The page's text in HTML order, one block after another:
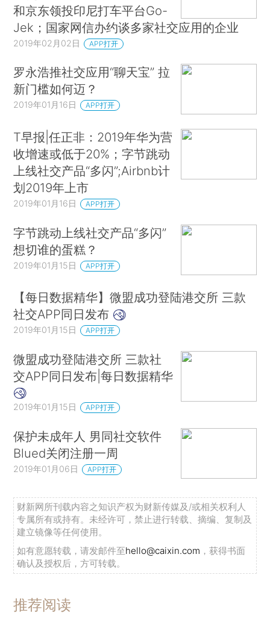
和京东领投印尼打车平台Go-
Jek；国家网信办约谈多家社交应用的企业
2019年02月02日 APP打开
罗永浩推社交应用“聊天宝” 拉
新门槛如何迈？
2019年01月16日 APP打开
T早报|任正非：2019年华为营
收增速或低于20%；字节跳动
上线社交产品“多闪”;Airbnb计
划2019年上市
2019年01月16日 APP打开
字节跳动上线社交产品“多闪”
想切谁的蛋糕？
2019年01月15日 APP打开
【每日数据精华】微盟成功登陆港交所 三款
社交APP同日发布
2019年01月15日 APP打开
微盟成功登陆港交所 三款社
交APP同日发布|每日数据精华
2019年01月15日 APP打开
保护未成年人 男同社交软件
Blued关闭注册一周
2019年01月06日 APP打开
财新网所刊载内容之知识产权为财新传媒及/或相关权利人
专属所有或持有。未经许可，禁止进行转载、摘编、复制及
建立镜像等任何使用。
如有意愿转载，请发邮件至hello@caixin.com ，获得书面
确认及授权后，方可转载。
推荐阅读